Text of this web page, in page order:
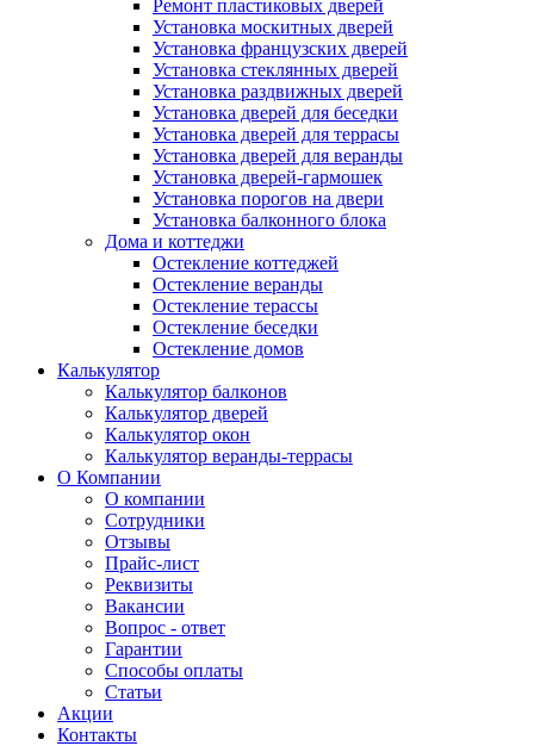
Ремонт пластиковых дверей
Установка москитных дверей
Установка французских дверей
Установка стеклянных дверей
Установка раздвижных дверей
Установка дверей для беседки
Установка дверей для террасы
Установка дверей для веранды
Установка дверей-гармошек
Установка порогов на двери
Установка балконного блока
Дома и коттеджи
Остекление коттеджей
Остекление веранды
Остекление терассы
Остекление беседки
Остекление домов
Калькулятор
Калькулятор балконов
Калькулятор дверей
Калькулятор окон
Калькулятор веранды-террасы
О Компании
О компании
Сотрудники
Отзывы
Прайс-лист
Реквизиты
Вакансии
Вопрос - ответ
Гарантии
Способы оплаты
Статьи
Акции
Контакты